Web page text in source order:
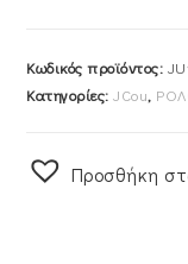
Κωδικός προϊόντος:
Κατηγορίες:JCou,
Προσθήκη